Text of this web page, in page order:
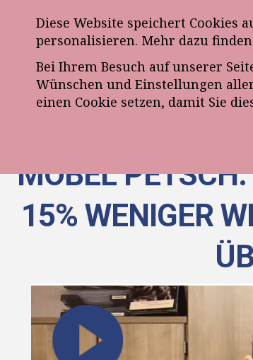
Diese Website speichert Cookies
personalisieren. Mehr dazu
Bei Ihrem Besuch auf unserer
Wünschen und Einstellungen
einen Cookie setzen, damit Sie
Anmeldung zum E-Mail-Newsletter
ÜBER UNS
MÖBEL
15% WENIGER